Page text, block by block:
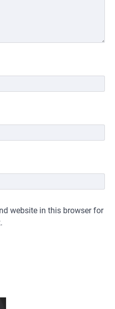
website in this browser for